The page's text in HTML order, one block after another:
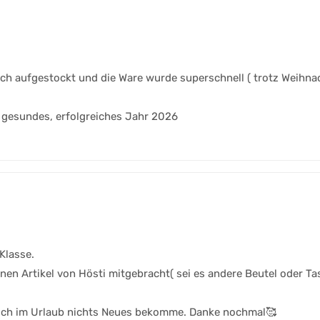
aufgestockt und die Ware wurde superschnell ( trotz
erfolgreiches Jahr 2026
Artikel von Hösti mitgebracht( sei es andere Beutel oder
im Urlaub nichts Neues bekomme. Danke nochmal🥰